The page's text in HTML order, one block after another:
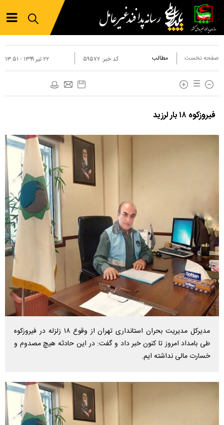
صفحه نخست مطالب ۲۲ تير ۱۳۹۹ - ۱۳:۵۱ کد خبر: ۵۹۵۷۲
فیروزکوه ۱۸ بار لرزید
مدیرکل مدیریت بحران استانداری تهران از وقوع ۱۸ زلزله در فیروزکوه
طی بامداد امروز تا کنون خبر داد و گفت: در این حادثه هیچ مصدوم و
خسارت مالی نداشته ایم.